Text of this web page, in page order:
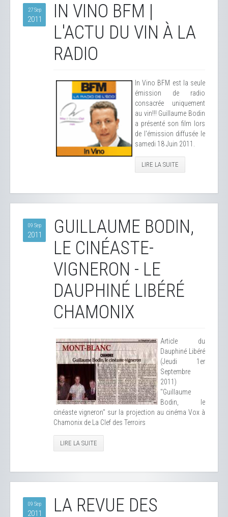
27 Sep
2011
IN VINO BFM |
L'ACTU DU VIN À LA
RADIO
In Vino BFM est la seule
émission de radio
consacrée uniquement
au vin!!! Guillaume Bodin
a présenté son film lors
de l'émission diffusée le
samedi 18 Juin 2011.
LIRE LA SUITE
09 Sep
2011
GUILLAUME BODIN,
LE CINÉASTE-
VIGNERON - LE
DAUPHINÉ LIBÉRÉ
CHAMONIX
Article du
Dauphiné Libéré
(Jeudi 1er
Septembre
2011)
"Guillaume
Bodin, le
cinéaste vigneron" sur la projection au cinéma Vox à
Chamonix de La Clef des Terroirs
LIRE LA SUITE
09 Sep
2011
LA REVUE DES